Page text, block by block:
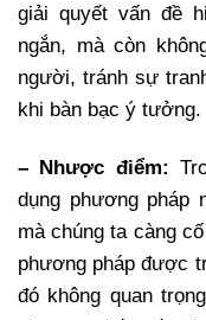
giải quyết vấn đề
ngắn, mà còn
người, tránh sự
khi bàn bạc ý tưởng.
– Nhược điểm:
dụng phương pháp
mà chúng ta càng
phương pháp được
đó không quan